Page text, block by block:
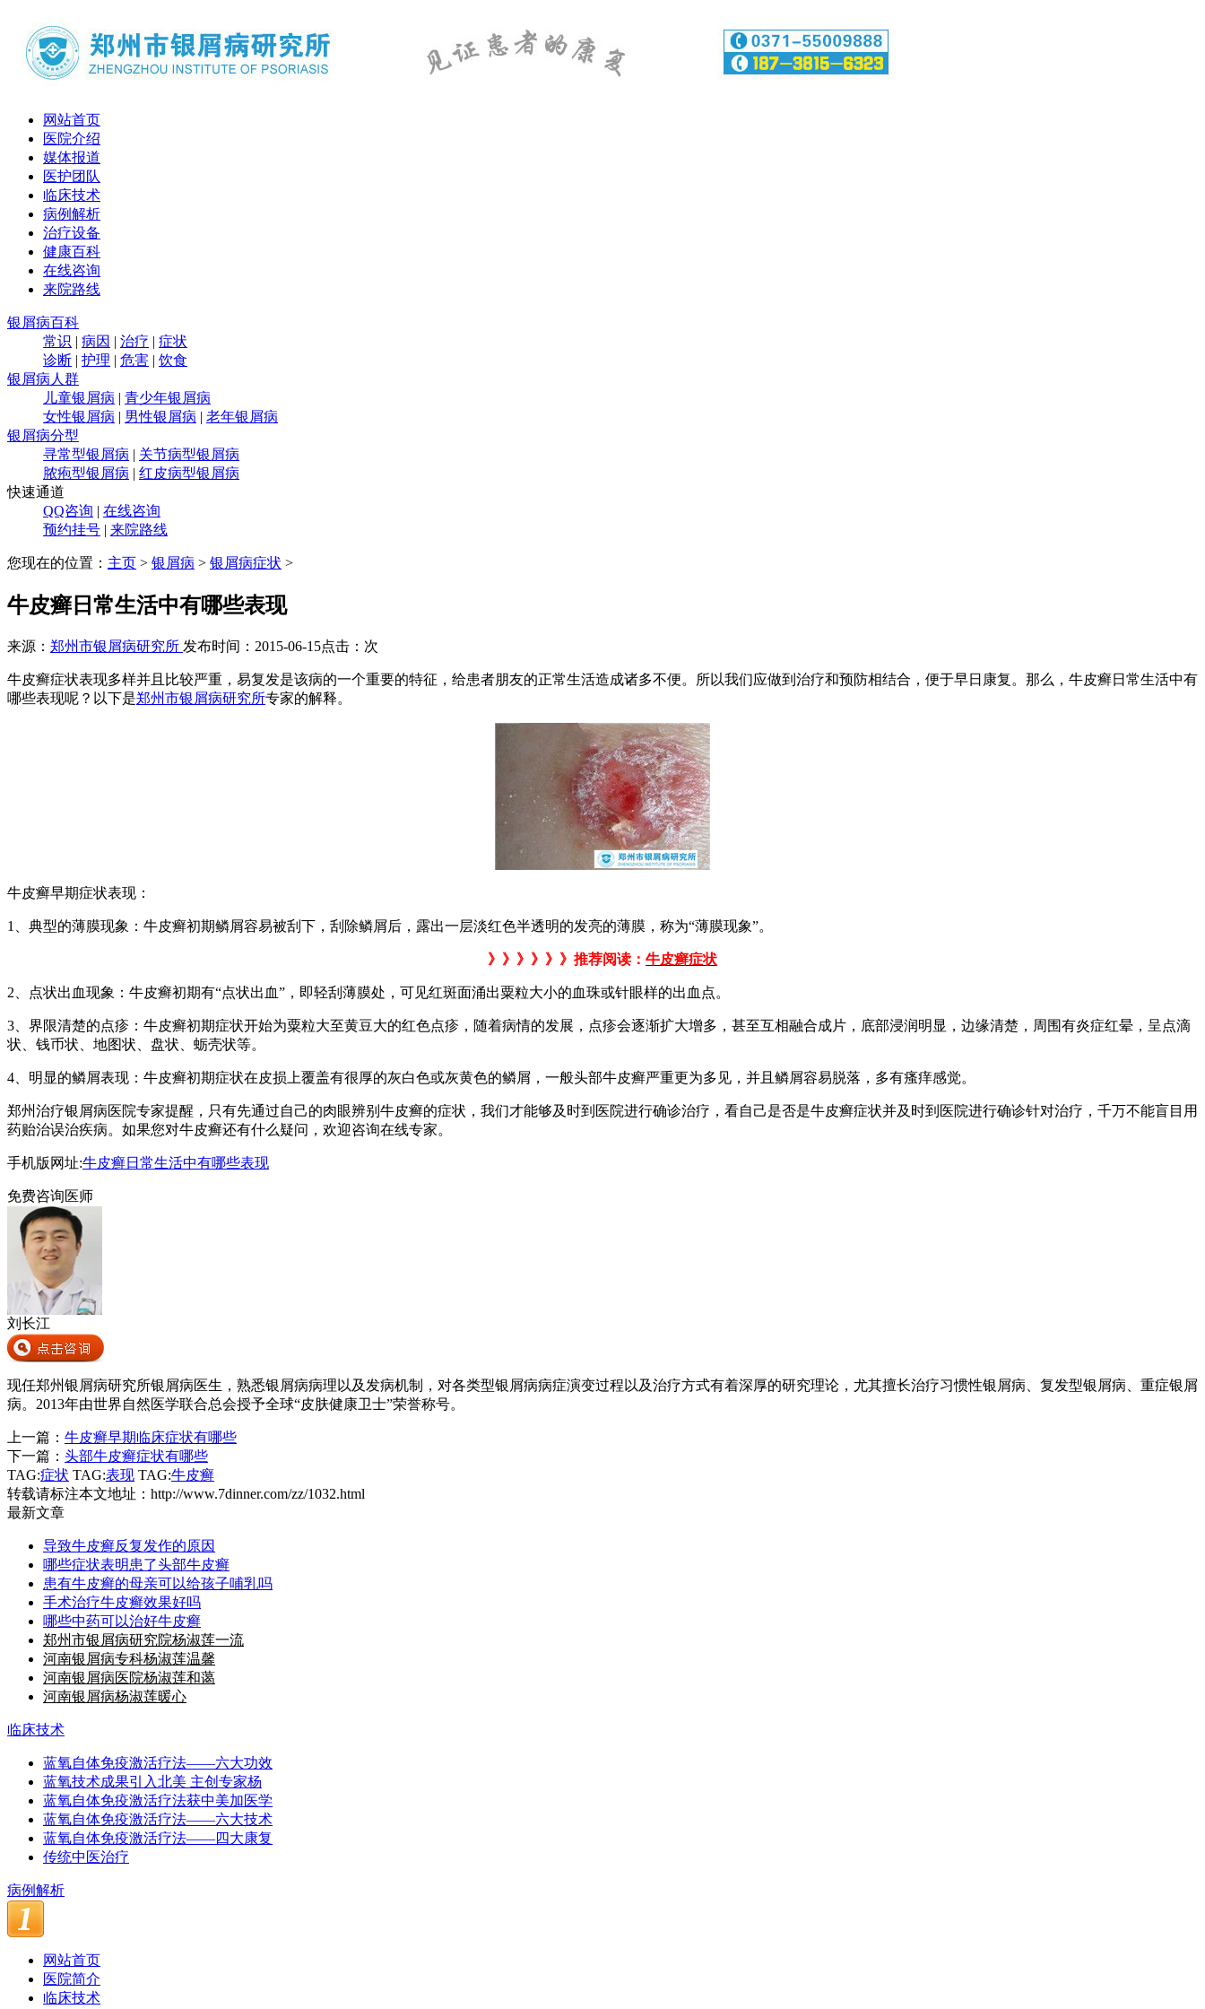
网站首页
医院介绍
媒体报道
医护团队
临床技术
病例解析
治疗设备
健康百科
在线咨询
来院路线
银屑病百科
常识 | 病因 | 治疗 | 症状
诊断 | 护理 | 危害 | 饮食
银屑病人群
儿童银屑病 | 青少年银屑病
女性银屑病 | 男性银屑病 | 老年银屑病
银屑病分型
寻常型银屑病 | 关节病型银屑病
脓疱型银屑病 | 红皮病型银屑病
快速通道
QQ咨询 | 在线咨询
预约挂号 | 来院路线
您现在的位置： 主页 > 银屑病 > 银屑病症状 >
牛皮癣日常生活中有哪些表现
来源： 郑州市银屑病研究所 发布时间：2015-06-15点击： 次
牛皮癣症状表现多样并且比较严重，易复发是该病的一个重要的特征，给患者朋友的正常生活造成诸多不便。所以我们应做到治疗和预防相结合，便于早日康复。那么，牛皮癣日常生活中有
哪些表现呢？以下是郑州市银屑病研究所专家的解释。
牛皮癣早期症状表现：
1、典型的薄膜现象：牛皮癣初期鳞屑容易被刮下，刮除鳞屑后，露出一层淡红色半透明的发亮的薄膜，称为“薄膜现象”。
》》》》》》推荐阅读： 牛皮癣症状
2、点状出血现象：牛皮癣初期有“点状出血”，即轻刮薄膜处，可见红斑面涌出粟粒大小的血珠或针眼样的出血点。
3、界限清楚的点疹：牛皮癣初期症状开始为粟粒大至黄豆大的红色点疹，随着病情的发展，点疹会逐渐扩大增多，甚至互相融合成片，底部浸润明显，边缘清楚，周围有炎症红晕，呈点滴
状、钱币状、地图状、盘状、蛎壳状等。
4、明显的鳞屑表现：牛皮癣初期症状在皮损上覆盖有很厚的灰白色或灰黄色的鳞屑，一般头部牛皮癣严重更为多见，并且鳞屑容易脱落，多有瘙痒感觉。
郑州治疗银屑病医院专家提醒，只有先通过自己的肉眼辨别牛皮癣的症状，我们才能够及时到医院进行确诊治疗，看自己是否是牛皮癣症状并及时到医院进行确诊针对治疗，千万不能盲目用
药贻治误治疾病。如果您对牛皮癣还有什么疑问，欢迎咨询在线专家。
手机版网址:牛皮癣日常生活中有哪些表现
免费咨询医师
刘长江
现任郑州银屑病研究所银屑病医生，熟悉银屑病病理以及发病机制，对各类型银屑病病症演变过程以及治疗方式有着深厚的研究理论，尤其擅长治疗习惯性银屑病、复发型银屑病、重症银屑
病。2013年由世界自然医学联合总会授予全球“皮肤健康卫士”荣誉称号。
上一篇： 牛皮癣早期临床症状有哪些
下一篇： 头部牛皮癣症状有哪些
TAG:症状 TAG:表现 TAG:牛皮癣
转载请标注本文地址： http://www.7dinner.com/zz/1032.html
最新文章
导致牛皮癣反复发作的原因
哪些症状表明患了头部牛皮癣
患有牛皮癣的母亲可以给孩子哺乳吗
手术治疗牛皮癣效果好吗
哪些中药可以治好牛皮癣
郑州市银屑病研究院杨淑莲一流
河南银屑病专科杨淑莲温馨
河南银屑病医院杨淑莲和蔼
河南银屑病杨淑莲暖心
临床技术
蓝氧自体免疫激活疗法——六大功效
蓝氧技术成果引入北美 主创专家杨
蓝氧自体免疫激活疗法获中美加医学
蓝氧自体免疫激活疗法——六大技术
蓝氧自体免疫激活疗法——四大康复
传统中医治疗
病例解析
网站首页
医院简介
临床技术